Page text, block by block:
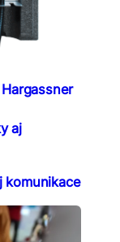
aj
komunikace